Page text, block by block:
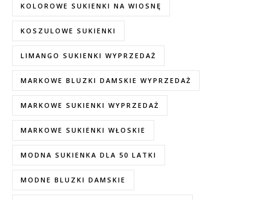
KOLOROWE SUKIENKI NA WIOSNĘ
KOSZULOWE SUKIENKI
LIMANGO SUKIENKI WYPRZEDAŻ
MARKOWE BLUZKI DAMSKIE WYPRZEDAŻ
MARKOWE SUKIENKI WYPRZEDAŻ
MARKOWE SUKIENKI WŁOSKIE
MODNA SUKIENKA DLA 50 LATKI
MODNE BLUZKI DAMSKIE